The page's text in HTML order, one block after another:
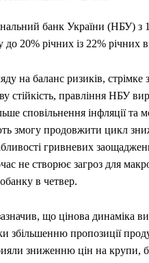
банк України (НБУ) з
до 20% річних із 22% річних
на баланс ризиків, стрімке
стійкість, правління НБУ
сповільнення інфляції та
змогу продовжити цикл
гривневих
не створює загроз для
в четвер.
що цінова динаміка
збільшенню пропозиції
зниженню цін на крупи,